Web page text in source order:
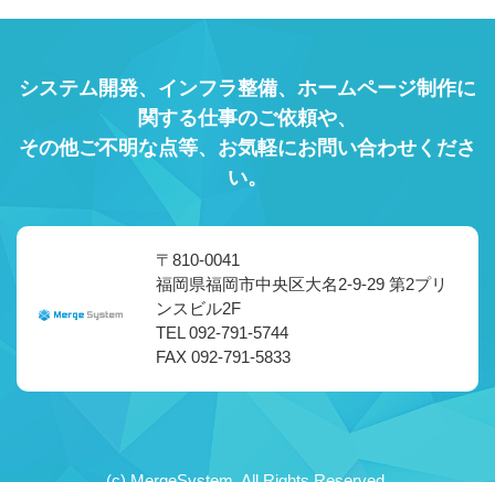
システム開発、インフラ整備、ホームページ制作に
関する仕事のご依頼や、
その他ご不明な点等、お気軽にお問い合わせくださ
い。
〒810-0041
福岡県福岡市中央区大名2-9-29 第2プリ
ンスビル2F
TEL 092-791-5744
FAX 092-791-5833